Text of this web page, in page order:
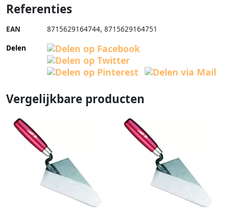
Referenties
EAN 8715629164744, 8715629164751
Delen
Vergelijkbare producten